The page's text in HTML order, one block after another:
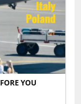
YOU